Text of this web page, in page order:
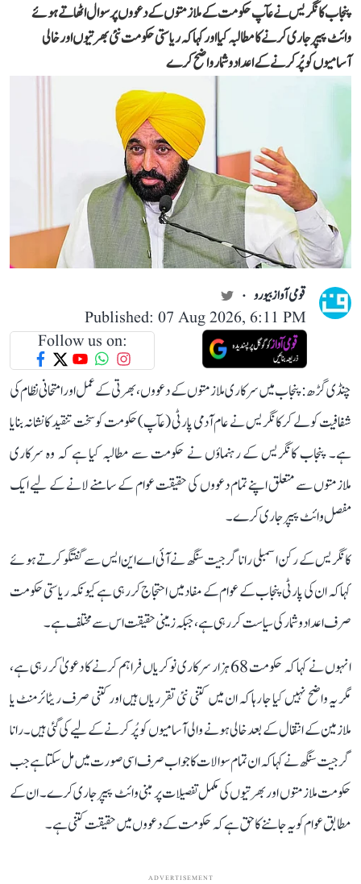
پنجاب کانگریس نے عآپ حکومت کے ملازمتوں کے دعووں پر سوال اٹھاتے ہوئے
وائٹ پیپر جاری کرنے کا مطالبہ کیا اور کہا کہ ریاستی حکومت نئی بھرتیوں اور خالی
آسامیوں کو پُر کرنے کے اعداد و شمار واضح کرے
قومی آواز بیورو
Published: 07 Aug 2026, 6:11 PM
Follow us on:
چنڈی گڑھ: پنجاب میں سرکاری ملازمتوں کے دعووں، بھرتی کے عمل اور امتحانی نظام کی
شفافیت کو لے کر کانگریس نے عام آدمی پارٹی (عآپ) حکومت کو سخت تنقید کا نشانہ بنایا
ہے۔ پنجاب کانگریس کے رہنماؤں نے حکومت سے مطالبہ کیا ہے کہ وہ سرکاری
ملازمتوں سے متعلق اپنے تمام دعووں کی حقیقت عوام کے سامنے لانے کے لیے ایک
مفصل وائٹ پیپر جاری کرے۔
کانگریس کے رکن اسمبلی رانا گرجیت سنگھ نے آئی اے این ایس سے گفتگو کرتے ہوئے
کہا کہ ان کی پارٹی پنجاب کے عوام کے مفاد میں احتجاج کر رہی ہے کیونکہ ریاستی حکومت
صرف اعداد و شمار کی سیاست کر رہی ہے، جبکہ زمینی حقیقت اس سے مختلف ہے۔
انہوں نے کہا کہ حکومت 68 ہزار سرکاری نوکریاں فراہم کرنے کا دعویٰ کر رہی ہے،
مگر یہ واضح نہیں کیا جا رہا کہ ان میں کتنی نئی تقرریاں ہیں اور کتنی صرف ریٹائرمنٹ یا
ملازمین کے انتقال کے بعد خالی ہونے والی آسامیوں کو پُر کرنے کے لیے کی گئی ہیں۔ رانا
گرجیت سنگھ نے کہا کہ ان تمام سوالات کا جواب صرف اسی صورت میں مل سکتا ہے جب
حکومت ملازمتوں اور بھرتیوں کی مکمل تفصیلات پر مبنی وائٹ پیپر جاری کرے۔ ان کے
مطابق عوام کو یہ جاننے کا حق ہے کہ حکومت کے دعووں میں حقیقت کتنی ہے۔
ADVERTISEMENT